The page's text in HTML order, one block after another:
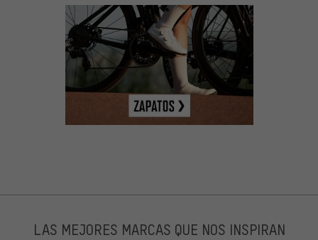
LAS MEJORES MARCAS QUE NOS INSPIRAN